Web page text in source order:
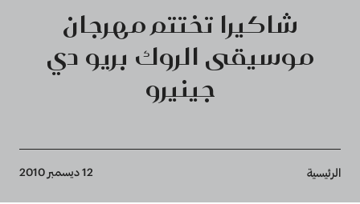
شاكيرا تختتم مهرجان
موسيقى الروك بريو دي
جينيرو
Breadcrumb
الرئيسية 12 ديسمبر 2010